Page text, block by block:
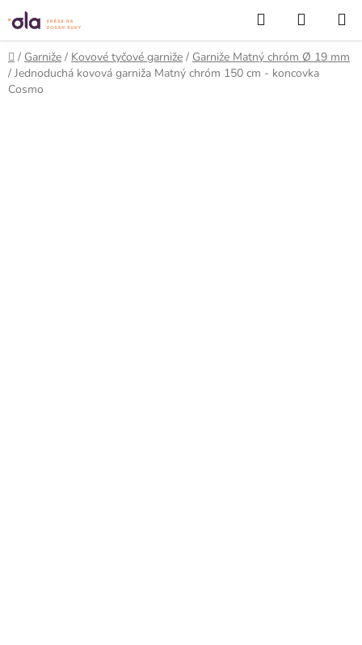
Prejsť
na
obsah
Hľadať
KOŠÍK
Domov
/ Garniže / Kovové tyčové garniže / Garniže Matný chróm Ø 19 mm
/ Jednoduchá kovová garniža Matný chróm 150 cm - koncovka
Cosmo